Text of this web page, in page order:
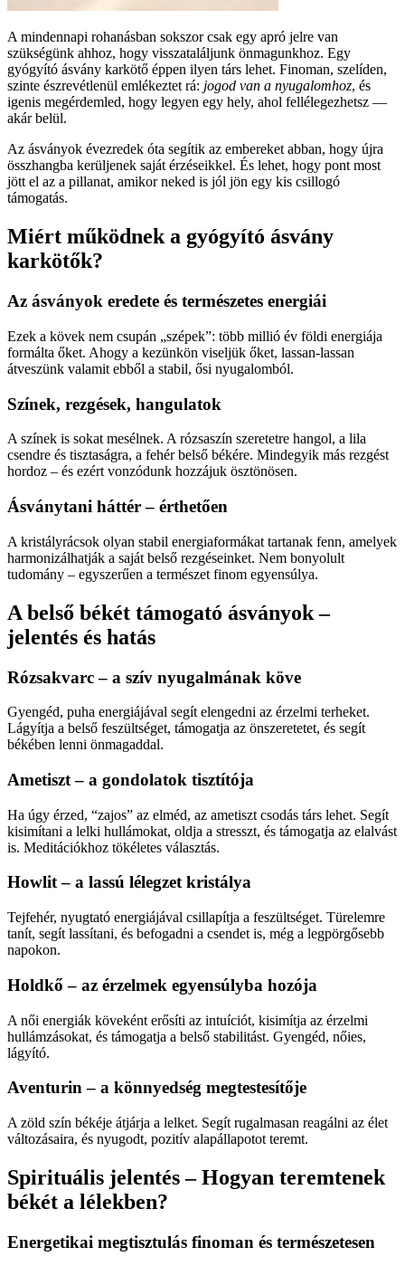
A mindennapi rohanásban sokszor csak egy apró jelre van
szükségünk ahhoz, hogy visszataláljunk önmagunkhoz. Egy
gyógyító ásvány karkötő éppen ilyen társ lehet. Finoman, szelíden,
szinte észrevétlenül emlékeztet rá: jogod van a nyugalomhoz, és
igenis megérdemled, hogy legyen egy hely, ahol fellélegezhetsz —
akár belül.
Az ásványok évezredek óta segítik az embereket abban, hogy újra
összhangba kerüljenek saját érzéseikkel. És lehet, hogy pont most
jött el az a pillanat, amikor neked is jól jön egy kis csillogó
támogatás.
Miért működnek a gyógyító ásvány
karkötők?
Az ásványok eredete és természetes energiái
Ezek a kövek nem csupán „szépek”: több millió év földi energiája
formálta őket. Ahogy a kezünkön viseljük őket, lassan-lassan
átveszünk valamit ebből a stabil, ősi nyugalomból.
Színek, rezgések, hangulatok
A színek is sokat mesélnek. A rózsaszín szeretetre hangol, a lila
csendre és tisztaságra, a fehér belső békére. Mindegyik más rezgést
hordoz – és ezért vonzódunk hozzájuk ösztönösen.
Ásványtani háttér – érthetően
A kristályrácsok olyan stabil energiaformákat tartanak fenn, amelyek
harmonizálhatják a saját belső rezgéseinket. Nem bonyolult
tudomány – egyszerűen a természet finom egyensúlya.
A belső békét támogató ásványok –
jelentés és hatás
Rózsakvarc – a szív nyugalmának köve
Gyengéd, puha energiájával segít elengedni az érzelmi terheket.
Lágyítja a belső feszültséget, támogatja az önszeretetet, és segít
békében lenni önmagaddal.
Ametiszt – a gondolatok tisztítója
Ha úgy érzed, “zajos” az elméd, az ametiszt csodás társ lehet. Segít
kisimítani a lelki hullámokat, oldja a stresszt, és támogatja az elalvást
is. Meditációkhoz tökéletes választás.
Howlit – a lassú lélegzet kristálya
Tejfehér, nyugtató energiájával csillapítja a feszültséget. Türelemre
tanít, segít lassítani, és befogadni a csendet is, még a legpörgősebb
napokon.
Holdkő – az érzelmek egyensúlyba hozója
A női energiák köveként erősíti az intuíciót, kisimítja az érzelmi
hullámzásokat, és támogatja a belső stabilitást. Gyengéd, nőies,
lágyító.
Aventurin – a könnyedség megtestesítője
A zöld szín békéje átjárja a lelket. Segít rugalmasan reagálni az élet
változásaira, és nyugodt, pozitív alapállapotot teremt.
Spirituális jelentés – Hogyan teremtenek
békét a lélekben?
Energetikai megtisztulás finoman és természetesen